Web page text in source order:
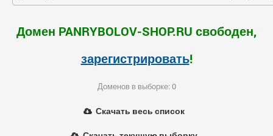
Домен PANRYBOLOV-SHOP.RU свободен,
зарегистрировать!
Доменов в выборке: 0
Скачать весь список